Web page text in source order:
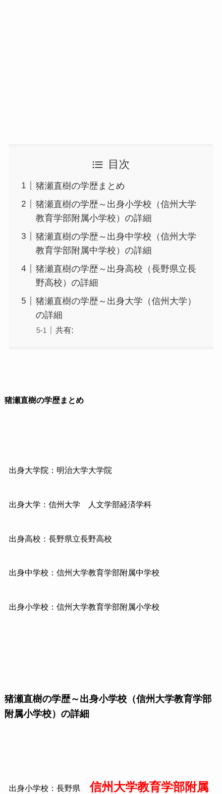
目次
猪瀬直樹の学歴まとめ
猪瀬直樹の学歴～出身小学校（信州大学
教育学部附属小学校）の詳細
猪瀬直樹の学歴～出身中学校（信州大学
教育学部附属中学校）の詳細
猪瀬直樹の学歴～出身高校（長野県立長
野高校）の詳細
猪瀬直樹の学歴～出身大学（信州大学）
の詳細
共有:
猪瀬直樹の学歴まとめ
出身大学院：明治大学大学院
出身大学：信州大学 人文学部経済学科
出身高校：長野県立長野高校
出身中学校：信州大学教育学部附属中学校
出身小学校：信州大学教育学部附属小学校
猪瀬直樹の学歴～出身小学校（信州大学教育学部
附属小学校）の詳細
出身小学校：長野県
信州大学教育学部附属